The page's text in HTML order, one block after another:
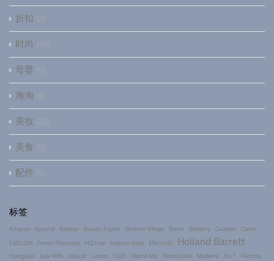
折扣 2
时尚 10
母婴 5
海淘 6
美妆 23
美食 5
配件 7
标签
Amazon Aptamil Barbour Beauty Expert Bicester Village Boots Burberry Caudalie Clarks
EVELOM French Pharmacy HQ Hair Halcyon Days Harrods Holland Barrett
Hourglass Jack Wills Jellycat Lancer Lush Mama Mio Moroccanoil Mulberry No 7
Pandora